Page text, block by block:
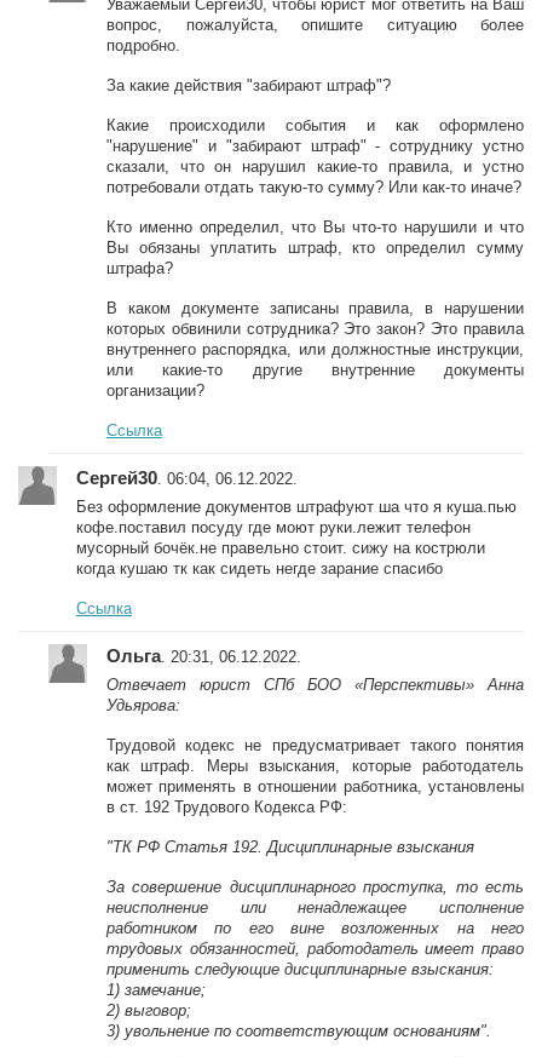
Уважаемый Сергей30, чтобы юрист мог ответить на Ваш
вопрос, пожалуйста, опишите ситуацию более
подробно.
За какие действия "забирают штраф"?
Какие происходили события и как оформлено
"нарушение" и "забирают штраф" - сотруднику устно
сказали, что он нарушил какие-то правила, и устно
потребовали отдать такую-то сумму? Или как-то иначе?
Кто именно определил, что Вы что-то нарушили и что
Вы обязаны уплатить штраф, кто определил сумму
штрафа?
В каком документе записаны правила, в нарушении
которых обвинили сотрудника? Это закон? Это правила
внутреннего распорядка, или должностные инструкции,
или какие-то другие внутренние документы
организации?
Ссылка
Сергей30 . 06:04, 06.12.2022.
Без оформление документов штрафуют ша что я куша.пью
кофе.поставил посуду где моют руки.лежит телефон
мусорный бочёк.не правельно стоит. сижу на кострюли
когда кушаю тк как сидеть негде зарание спасибо
Ссылка
Ольга. 20:31, 06.12.2022.
Отвечает юрист СПб БОО «Перспективы» Анна
Удьярова:
Трудовой кодекс не предусматривает такого понятия
как штраф. Меры взыскания, которые работодатель
может применять в отношении работника, установлены
в ст. 192 Трудового Кодекса РФ:
"ТК РФ Статья 192. Дисциплинарные взыскания
За совершение дисциплинарного проступка, то есть
неисполнение или ненадлежащее исполнение
работником по его вине возложенных на него
трудовых обязанностей, работодатель имеет право
применить следующие дисциплинарные взыскания:
1) замечание;
2) выговор;
3) увольнение по соответствующим основаниям".